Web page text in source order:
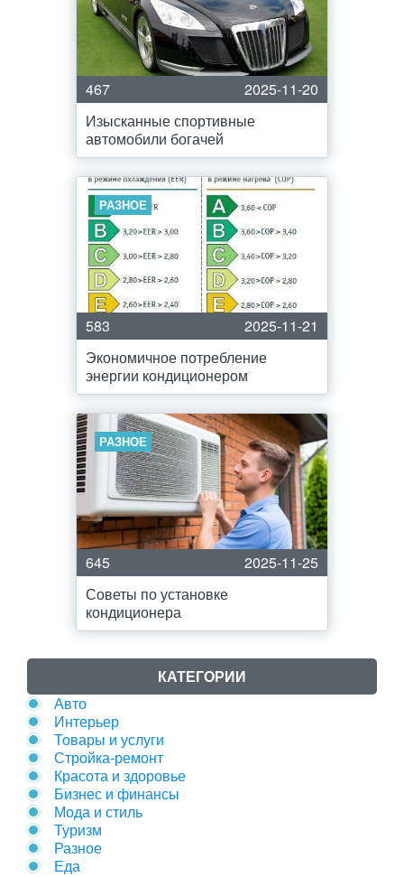
467
2025-11-20
Изысканные спортивные
автомобили богачей
РАЗНОЕ
583
2025-11-21
Экономичное потребление
энергии кондиционером
РАЗНОЕ
645
2025-11-25
Советы по установке
кондиционера
КАТЕГОРИИ
Авто
Интерьер
Товары и услуги
Стройка-ремонт
Красота и здоровье
Бизнес и финансы
Мода и стиль
Туризм
Разное
Еда